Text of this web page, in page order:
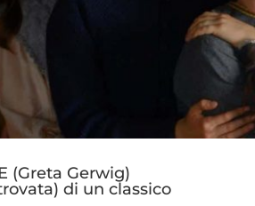
(Greta Gerwig)
di un classico